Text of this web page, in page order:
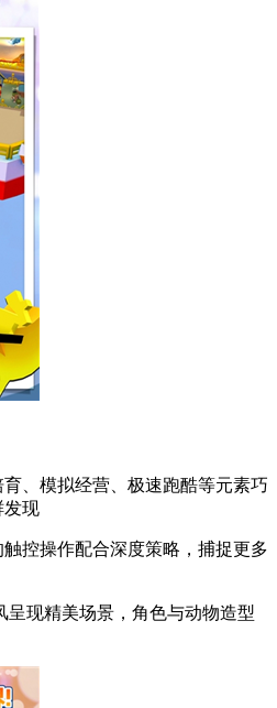
、模拟经营、极速跑酷等元素巧
发现
控操作配合深度策略，捕捉更多
呈现精美场景，角色与动物造型